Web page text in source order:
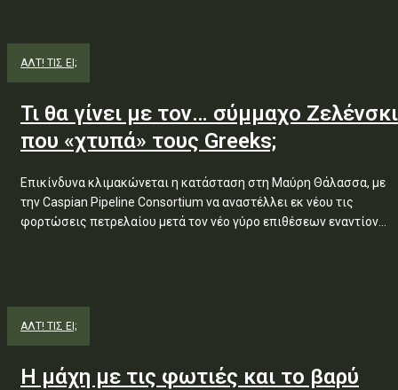
ΑΛΤ! ΤΙΣ ΕΙ;
Τι θα γίνει με τον… σύμμαχο Ζελένσκι
που «χτυπά» τους Greeks;
Επικίνδυνα κλιμακώνεται η κατάσταση στη Μαύρη Θάλασσα, με
την Caspian Pipeline Consortium να αναστέλλει εκ νέου τις
φορτώσεις πετρελαίου μετά τον νέο γύρο επιθέσεων εναντίον...
ΑΛΤ! ΤΙΣ ΕΙ;
Η μάχη με τις φωτιές και το βαρύ